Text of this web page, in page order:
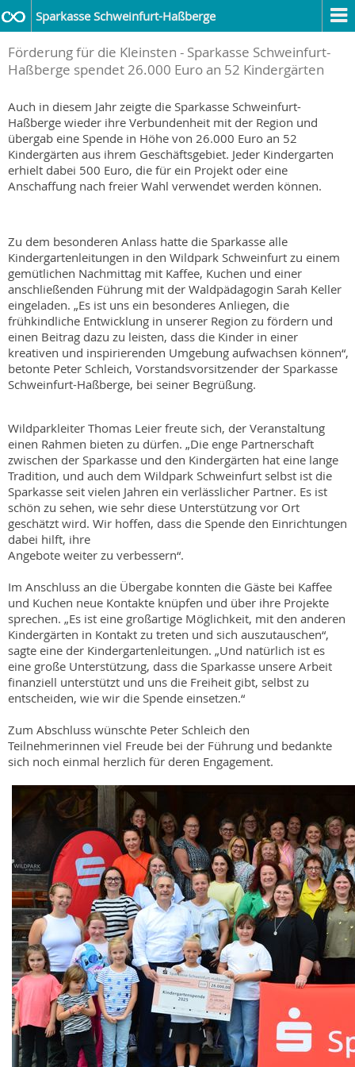
Sparkasse Schweinfurt-Haßberge
Förderung für die Kleinsten - Sparkasse Schweinfurt-
Haßberge spendet 26.000 Euro an 52 Kindergärten
Auch in diesem Jahr zeigte die Sparkasse Schweinfurt-
Haßberge wieder ihre Verbundenheit mit der Region und
übergab eine Spende in Höhe von 26.000 Euro an 52
Kindergärten aus ihrem Geschäftsgebiet. Jeder Kindergarten
erhielt dabei 500 Euro, die für ein Projekt oder eine
Anschaffung nach freier Wahl verwendet werden können.
Zu dem besonderen Anlass hatte die Sparkasse alle
Kindergartenleitungen in den Wildpark Schweinfurt zu einem
gemütlichen Nachmittag mit Kaffee, Kuchen und einer
anschließenden Führung mit der Waldpädagogin Sarah Keller
eingeladen. „Es ist uns ein besonderes Anliegen, die
frühkindliche Entwicklung in unserer Region zu fördern und
einen Beitrag dazu zu leisten, dass die Kinder in einer
kreativen und inspirierenden Umgebung aufwachsen können“,
betonte Peter Schleich, Vorstandsvorsitzender der Sparkasse
Schweinfurt-Haßberge, bei seiner Begrüßung.
Wildparkleiter Thomas Leier freute sich, der Veranstaltung
einen Rahmen bieten zu dürfen. „Die enge Partnerschaft
zwischen der Sparkasse und den Kindergärten hat eine lange
Tradition, und auch dem Wildpark Schweinfurt selbst ist die
Sparkasse seit vielen Jahren ein verlässlicher Partner. Es ist
schön zu sehen, wie sehr diese Unterstützung vor Ort
geschätzt wird. Wir hoffen, dass die Spende den Einrichtungen
dabei hilft, ihre
Angebote weiter zu verbessern“.
Im Anschluss an die Übergabe konnten die Gäste bei Kaffee
und Kuchen neue Kontakte knüpfen und über ihre Projekte
sprechen. „Es ist eine großartige Möglichkeit, mit den anderen
Kindergärten in Kontakt zu treten und sich auszutauschen“,
sagte eine der Kindergartenleitungen. „Und natürlich ist es
eine große Unterstützung, dass die Sparkasse unsere Arbeit
finanziell unterstützt und uns die Freiheit gibt, selbst zu
entscheiden, wie wir die Spende einsetzen.“
Zum Abschluss wünschte Peter Schleich den
Teilnehmerinnen viel Freude bei der Führung und bedankte
sich noch einmal herzlich für deren Engagement.